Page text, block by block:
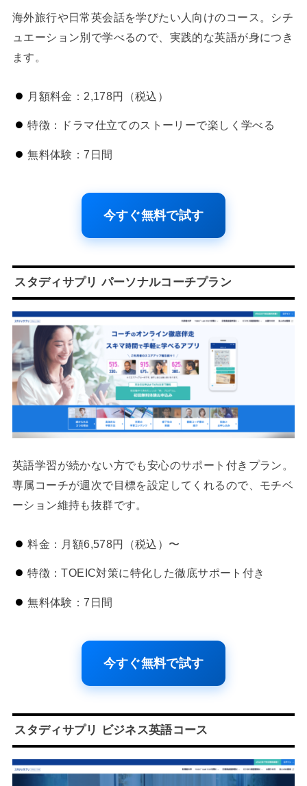
海外旅行や日常英会話を学びたい人向けのコース。シチ
ュエーション別で学べるので、実践的な英語が身につき
ます。
月額料金：2,178円（税込）
特徴：ドラマ仕立てのストーリーで楽しく学べる
無料体験：7日間
今すぐ無料で試す
スタディサプリ パーソナルコーチプラン
英語学習が続かない方でも安心のサポート付きプラン。
専属コーチが週次で目標を設定してくれるので、モチベ
ーション維持も抜群です。
料金：月額6,578円（税込）〜
特徴：TOEIC対策に特化した徹底サポート付き
無料体験：7日間
今すぐ無料で試す
スタディサプリ ビジネス英語コース